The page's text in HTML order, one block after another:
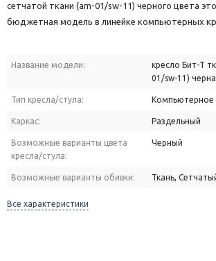
сетчатой ткани (am-01/sw-11) черного цвета
бюджетная модель в линейке компьютерных
Название модели:
кресло Бит-T
01/sw-11)
Тип кресла/стула: Компьютерное
Каркас: Раздельный
Возможные варианты цвета
кресла/стула:
Черный
Возможные варианты обивки: Ткань,
Все характеристики